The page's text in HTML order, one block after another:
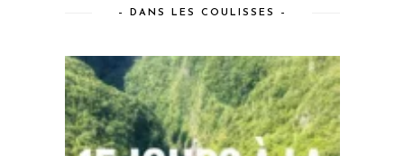
– DANS LES COULISSES –